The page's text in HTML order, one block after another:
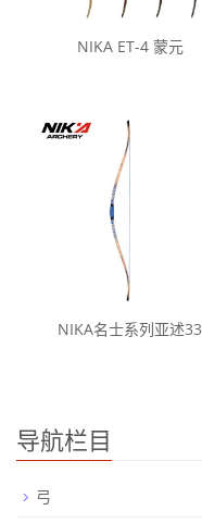
NIKA ET-4 蒙元
NIKA名士系列亚述33
导航栏目
弓